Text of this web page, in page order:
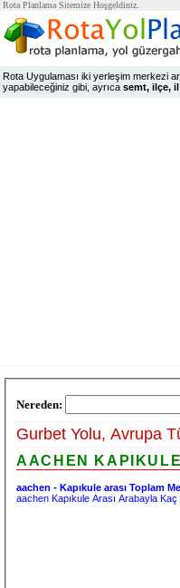
Rota Planlama Sitemize Hoşgeldiniz.
Rota Uygulaması iki yerleşim merkezi
yapabileceğiniz gibi, ayrıca semt, ilçe, il
Nereden:
Gurbet Yolu, Avrupa
AACHEN
aachen - Kapıkule arası Toplam
aachen Kapıkule Arası Arabayla